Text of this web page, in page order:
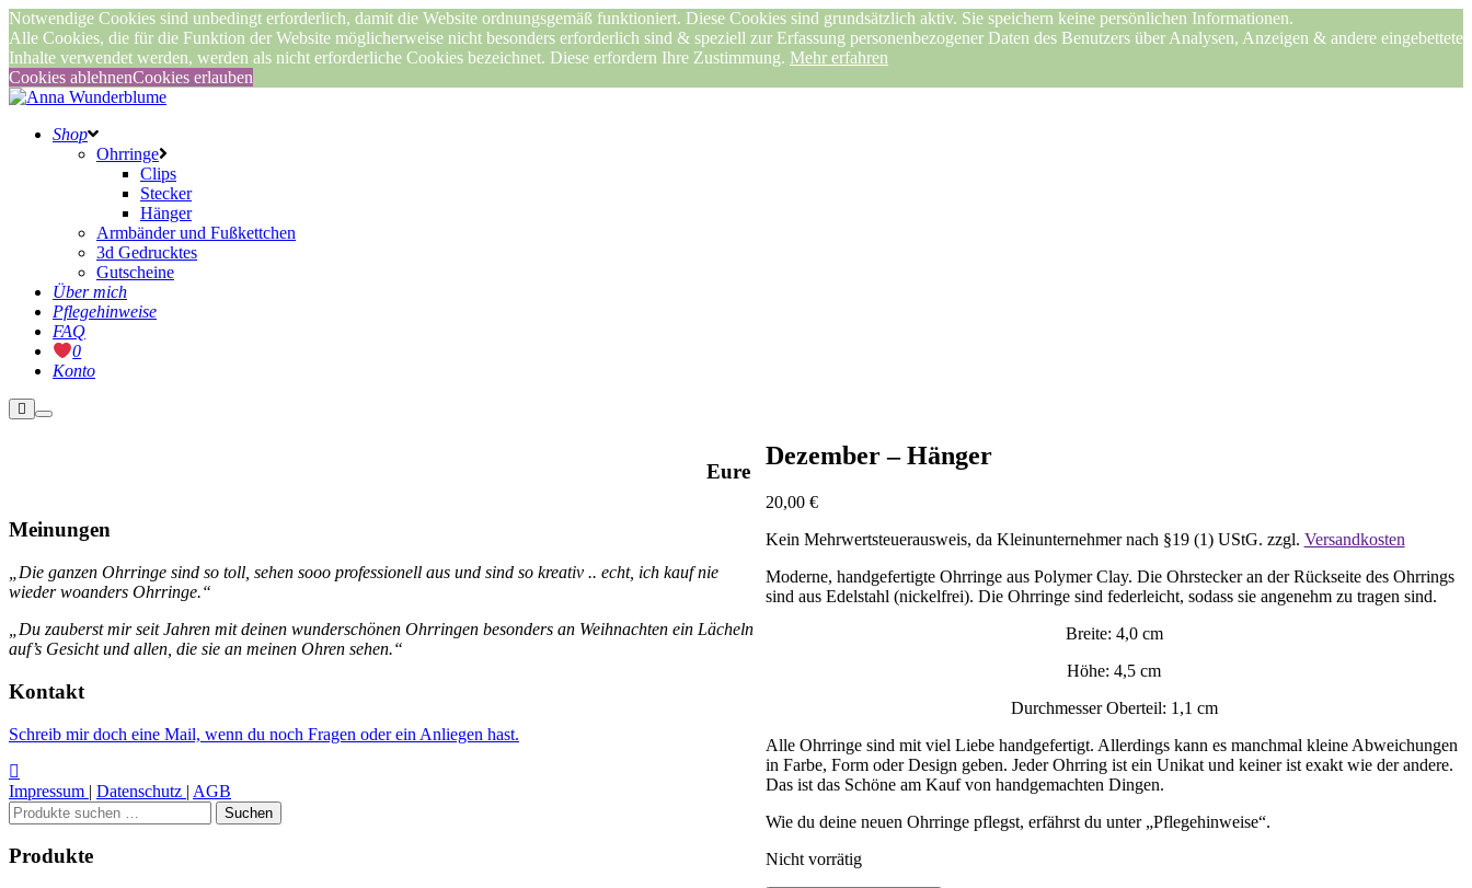
Notwendige Cookies sind unbedingt erforderlich, damit die Website ordnungsgemäß funktioniert. Diese Cookies sind grundsätzlich aktiv. Sie speichern keine persönlichen Informationen.
Alle Cookies, die für die Funktion der Website möglicherweise nicht besonders erforderlich sind & speziell zur Erfassung personenbezogener Daten des Benutzers über Analysen, Anzeigen & andere eingebettete
Inhalte verwendet werden, werden als nicht erforderliche Cookies bezeichnet. Diese erfordern Ihre Zustimmung. Mehr erfahren
Cookies ablehnenCookies erlauben
Shop
Ohrringe
Clips
Stecker
Hänger
Armbänder und Fußkettchen
3d Gedrucktes
Gutscheine
Über mich
Pflegehinweise
FAQ
0
Konto
Weitere
Informationen
Hauptmenü
Dezember – Hänger
20,00 €
Kein Mehrwertsteuerausweis, da Kleinunternehmer nach §19 (1) UStG. zzgl. Versandkosten
Moderne, handgefertigte Ohrringe aus Polymer Clay. Die Ohrstecker an der Rückseite des Ohrrings
sind aus Edelstahl (nickelfrei). Die Ohrringe sind federleicht, sodass sie angenehm zu tragen sind.
Breite: 4,0 cm
Höhe: 4,5 cm
Durchmesser Oberteil: 1,1 cm
Alle Ohrringe sind mit viel Liebe handgefertigt. Allerdings kann es manchmal kleine Abweichungen
in Farbe, Form oder Design geben. Jeder Ohrring ist ein Unikat und keiner ist exakt wie der andere.
Das ist das Schöne am Kauf von handgemachten Dingen.
Wie du deine neuen Ohrringe pflegst, erfährst du unter „Pflegehinweise“.
Nicht vorrätig
Eure
Meinungen
„Die ganzen Ohrringe sind so toll, sehen sooo professionell aus und sind so kreativ .. echt, ich kauf nie
wieder woanders Ohrringe.“
„Du zauberst mir seit Jahren mit deinen wunderschönen Ohrringen besonders an Weihnachten ein Lächeln
auf’s Gesicht und allen, die sie an meinen Ohren sehen.“
Kontakt
Schreib mir doch eine Mail, wenn du noch Fragen oder ein Anliegen hast.
Impressum | Datenschutz | AGB
Suchen
nach:
Suchen
Produkte